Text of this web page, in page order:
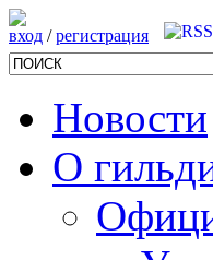
вход /регистрация
Новости
О